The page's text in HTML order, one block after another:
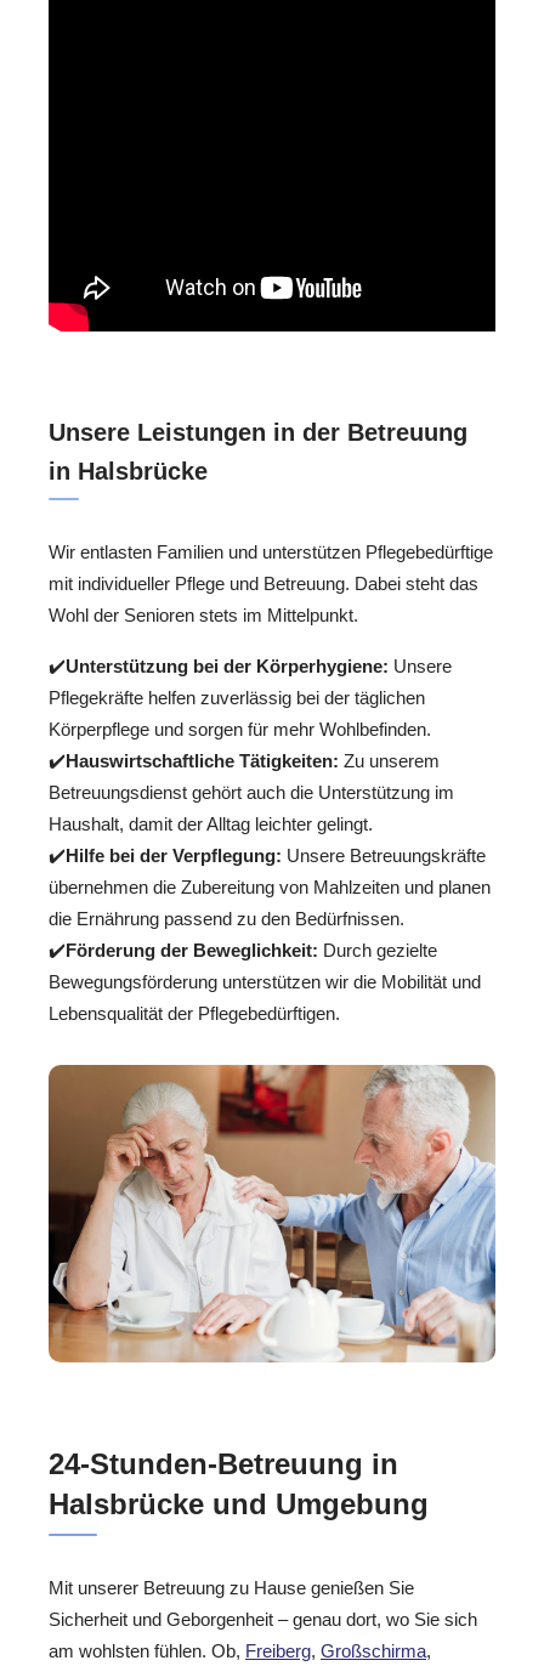
Unsere Leistungen in der Betreuung
in Halsbrücke
Wir entlasten Familien und unterstützen Pflegebedürftige
mit individueller Pflege und Betreuung. Dabei steht das
Wohl der Senioren stets im Mittelpunkt.
✔️Unterstützung bei der Körperhygiene: Unsere
Pflegekräfte helfen zuverlässig bei der täglichen
Körperpflege und sorgen für mehr Wohlbefinden.
✔️Hauswirtschaftliche Tätigkeiten: Zu unserem
Betreuungsdienst gehört auch die Unterstützung im
Haushalt, damit der Alltag leichter gelingt.
✔️Hilfe bei der Verpflegung: Unsere Betreuungskräfte
übernehmen die Zubereitung von Mahlzeiten und planen
die Ernährung passend zu den Bedürfnissen.
✔️Förderung der Beweglichkeit: Durch gezielte
Bewegungsförderung unterstützen wir die Mobilität und
Lebensqualität der Pflegebedürftigen.
24-Stunden-Betreuung in
Halsbrücke und Umgebung
Mit unserer Betreuung zu Hause genießen Sie
Sicherheit und Geborgenheit – genau dort, wo Sie sich
am wohlsten fühlen. Ob, Freiberg, Großschirma,